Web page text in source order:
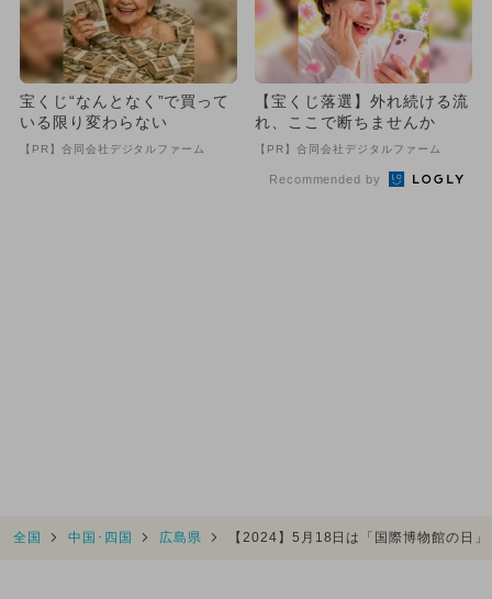
宝くじ“なんとなく”で買って
いる限り変わらない
【PR】合同会社デジタルファーム
【宝くじ落選】外れ続ける流
れ、ここで断ちませんか
【PR】合同会社デジタルファーム
Recommended by
全国 中国･四国 広島県 【2024】5月18日は「国際博物館の日